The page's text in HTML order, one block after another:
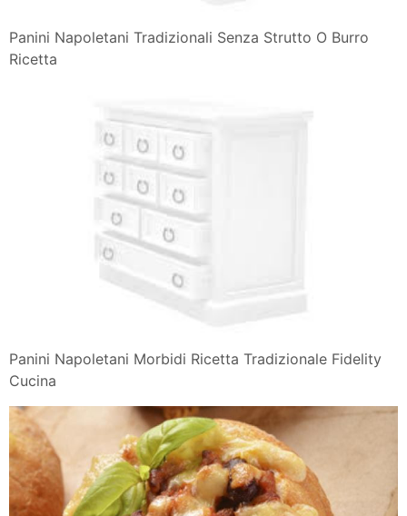
Panini Napoletani Tradizionali Senza Strutto O Burro
Ricetta
Panini Napoletani Morbidi Ricetta Tradizionale Fidelity
Cucina